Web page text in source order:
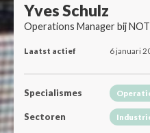
Yves Schulz
Operations Manager bij
Laatst actief 6 januari
Specialismes
Sectoren